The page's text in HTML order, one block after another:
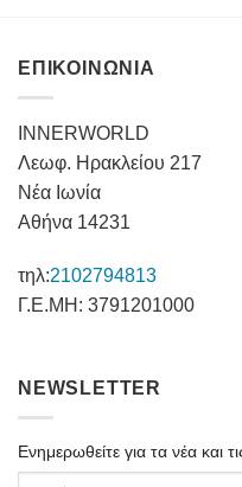
ΕΠΙΚΟΙΝΩΝΙΑ
INNERWORLD
Λεωφ. Ηρακλείου 217
Νέα Ιωνία
Αθήνα 14231
τηλ:2102794813
Γ.Ε.ΜΗ: 3791201000
NEWSLETTER
Ενημερωθείτε για τα νέα και